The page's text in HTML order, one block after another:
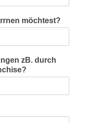
möchtest?
zB. durch